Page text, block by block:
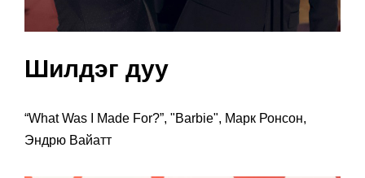
Шилдэг дуу
“What Was I Made For?”, "Barbie", Марк Ронсон,
Эндрю Вайатт